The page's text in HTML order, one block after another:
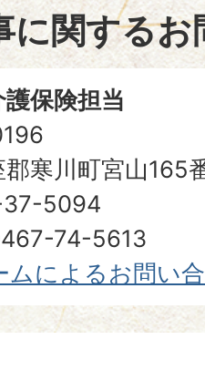
に関するお
保険担当
寒川町宮山165
37-5094
74-5613
ムによるお問い